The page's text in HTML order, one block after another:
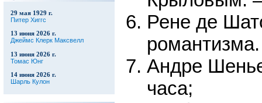
29 мая 1929 г.
Питер Хиггс
13 июня 2026 г.
Джеймс Клерк Максвелл
13 июня 2026 г.
Томас Юнг
14 июня 2026 г.
Шарль Кулон
Рене де
Андре
часа;